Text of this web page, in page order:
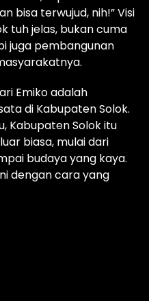
bisa terwujud, nih!” Visi
tuh jelas, bukan cuma
juga pembangunan
Emiko adalah
di Kabupaten Solok.
Kabupaten Solok itu
biasa, mulai dari
budaya yang kaya.
dengan cara yang